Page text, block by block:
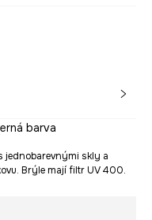
barva
jednobarevnými skly a
Brýle mají filtr UV 400.